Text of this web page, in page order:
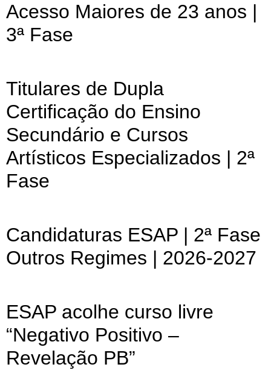
Acesso Maiores de 23 anos |
3ª Fase
Titulares de Dupla
Certificação do Ensino
Secundário e Cursos
Artísticos Especializados | 2ª
Fase
Candidaturas ESAP | 2ª Fase
Outros Regimes | 2026-2027
ESAP acolhe curso livre
“Negativo Positivo –
Revelação PB”